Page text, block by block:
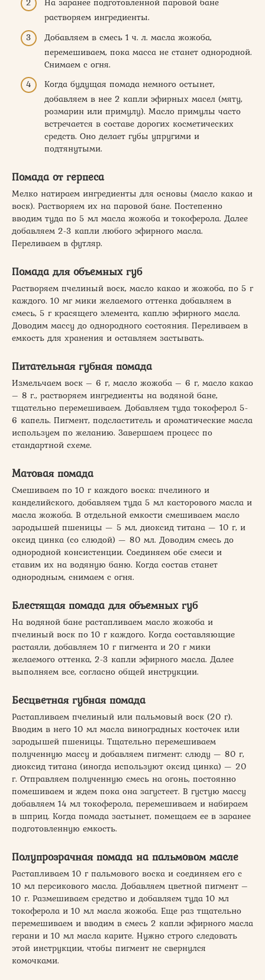
растворяем ингредиенты.
Добавляем в смесь 1 ч. л. масла жожоба,
перемешиваем, пока масса не станет однородной.
Снимаем с огня.
Когда будущая помада немного остынет,
добавляем в нее 2 капли эфирных масел (мяту,
розмарин или примулу). Масло примулы часто
встречается в составе дорогих косметических
средств. Оно делает губы упругими и
подтянутыми.
Помада от герпеса
Мелко натираем ингредиенты для основы (масло какао и
воск). Растворяем их на паровой бане. Постепенно
вводим туда по 5 мл масла жожоба и токоферола. Далее
добавляем 2-3 капли любого эфирного масла.
Переливаем в футляр.
Помада для объемных губ
Растворяем пчелиный воск, масло какао и жожоба, по 5 г
каждого. 10 мг мики желаемого оттенка добавляем в
смесь, 5 г красящего элемента, каплю эфирного масла.
Доводим массу до однородного состояния. Переливаем в
емкость для хранения и оставляем застывать.
Питательная губная помада
Измельчаем воск – 6 г, масло жожоба – 6 г, масло какао
– 8 г., растворяем ингредиенты на водяной бане,
тщательно перемешиваем. Добавляем туда токоферол 5-
6 капель. Пигмент, подсластитель и ароматические масла
используем по желанию. Завершаем процесс по
стандартной схеме.
Матовая помада
Смешиваем по 10 г каждого воска: пчелиного и
канделийского, добавляем туда 5 мл касторового масла и
масла жожоба. В отдельной емкости смешиваем масло
зародышей пшеницы — 5 мл, диоксид титана — 10 г, и
оксид цинка (со слюдой) — 80 мл. Доводим смесь до
однородной консистенции. Соединяем обе смеси и
ставим их на водяную баню. Когда состав станет
однородным, снимаем с огня.
Блестящая помада для объемных губ
На водяной бане растапливаем масло жожоба и
пчелиный воск по 10 г каждого. Когда составляющие
растаяли, добавляем 10 г пигмента и 20 г мики
желаемого оттенка, 2-3 капли эфирного масла. Далее
выполняем все, согласно общей инструкции.
Бесцветная губная помада
Растапливаем пчелиный или пальмовый воск (20 г).
Вводим в него 10 мл масла виноградных косточек или
зародышей пшеницы. Тщательно перемешиваем
полученную массу и добавляем пигмент: слюду — 80 г,
диоксид титана (иногда используют оксид цинка) — 20
г. Отправляем полученную смесь на огонь, постоянно
помешиваем и ждем пока она загустеет. В густую массу
добавляем 14 мл токоферола, перемешиваем и набираем
в шприц. Когда помада застынет, помещаем ее в заранее
подготовленную емкость.
Полупрозрачная помада на пальмовом масле
Растапливаем 10 г пальмового воска и соединяем его с
10 мл персикового масла. Добавляем цветной пигмент –
10 г. Размешиваем средство и добавляем туда 10 мл
токоферола и 10 мл масла жожоба. Еще раз тщательно
перемешиваем и вводим в смесь 2 капли эфирного масла
герани и 10 мл масла карите. Нужно строго следовать
этой инструкции, чтобы пигмент не свернулся
комочками.